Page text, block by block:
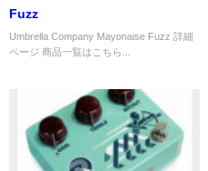
Fuzz
Umbrella Company Mayonaise Fuzz 詳細
ページ 商品一覧はこちら...